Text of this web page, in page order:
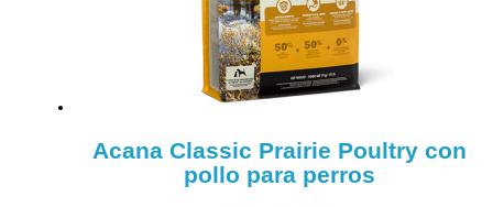
elegir
en
la
página
Acana Classic Prairie Poultry con
pollo para perros